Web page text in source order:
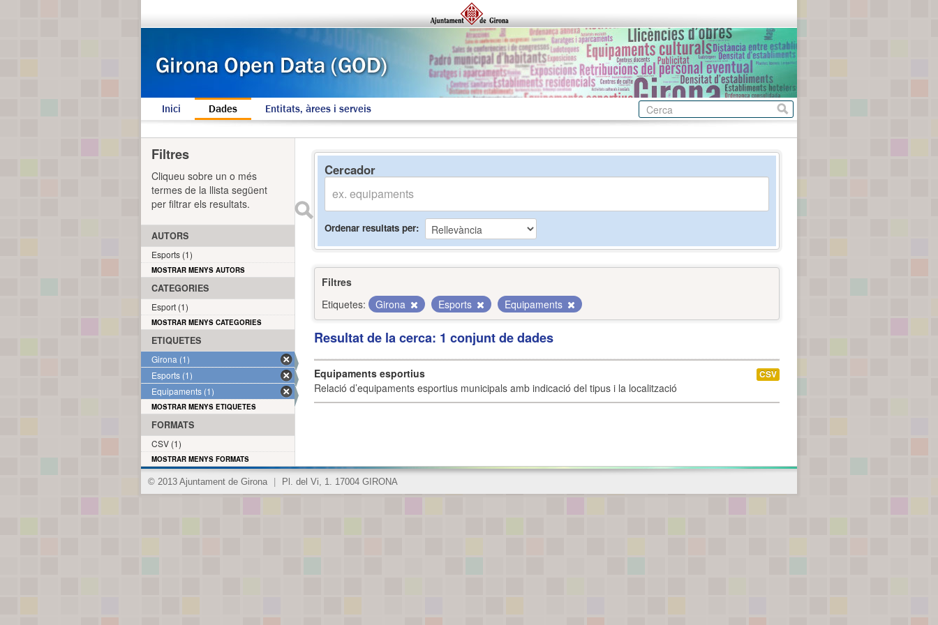
Inici Dades Entitats, àrees i serveis
Cercador
Ordenar resultats per
Filtres
Etiquetes:
Girona Esports Equipaments
Resultat de la cerca: 1 conjunt de dades
Equipaments esportius
Relació d’equipaments esportius municipals amb indicació del tipus i la localització
CSV
Filtres
Cliqueu sobre un o més
termes de la llista següent
per filtrar els resultats.
AUTORS
Esports (1)
MOSTRAR MENYS AUTORS
CATEGORIES
Esport (1)
MOSTRAR MENYS CATEGORIES
ETIQUETES
Girona (1)
Esports (1)
Equipaments (1)
MOSTRAR MENYS ETIQUETES
FORMATS
CSV (1)
MOSTRAR MENYS FORMATS
© 2013 Ajuntament de Girona Pl. del Vi, 1. 17004 GIRONA